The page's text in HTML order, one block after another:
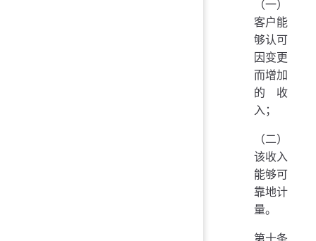
（一）
客户能
够认可
因变更
而增加
的收
入；
（二）
该收入
能够可
靠地计
量。
第十条